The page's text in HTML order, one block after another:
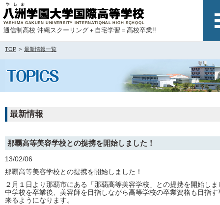
通信制高校 沖縄スクーリング＋自宅学習＝高校卒業!!
TOP 最新情報一覧
最新情報
那覇高等美容学校との提携を開始しました！
13/02/06
那覇高等美容学校との提携を開始しました！
２月１日より那覇市にある「那覇高等美容学校」との提携を開始しま
中学校を卒業後、美容師を目指しながら高等学校の卒業資格も目指す
来るようになります。